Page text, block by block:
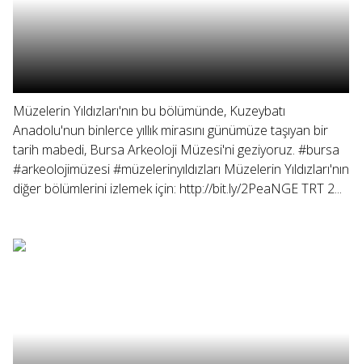
Müzelerin Yıldızları'nın bu bölümünde, Kuzeybatı
Anadolu'nun binlerce yıllık mirasını günümüze taşıyan bir
tarih mabedi, Bursa Arkeoloji Müzesi'ni geziyoruz. #bursa
#arkeolojimüzesi #müzelerinyıldızları Müzelerin Yıldızları'nın
diğer bölümlerini izlemek için: http://bit.ly/2PeaNGE TRT 2...